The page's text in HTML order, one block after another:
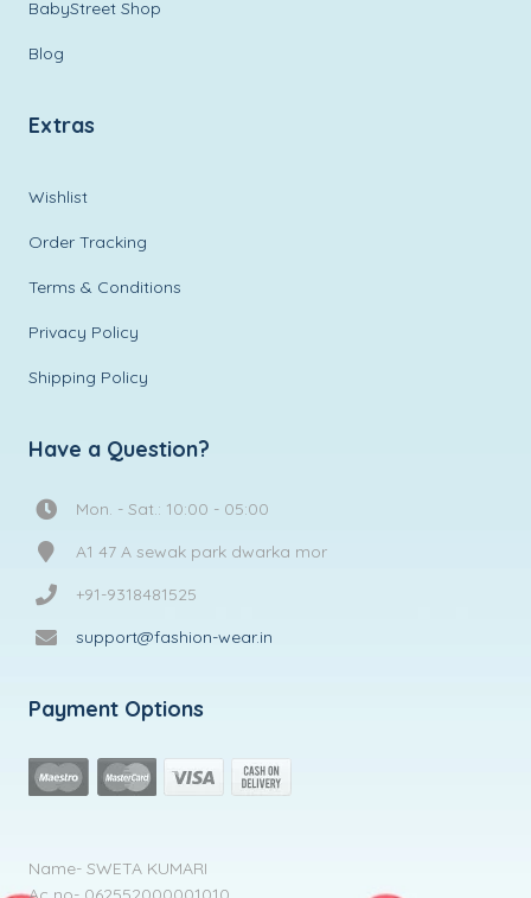
BabyStreet Shop
Blog
Extras
Wishlist
Order Tracking
Terms & Conditions
Privacy Policy
Shipping Policy
Have a Question?
Mon. - Sat.: 10:00 - 05:00
A1 47 A sewak park dwarka mor
+91-9318481525
support@fashion-wear.in
Payment Options
Name- SWETA KUMARI